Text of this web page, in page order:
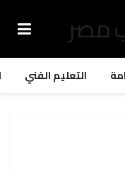
التعليم الفني